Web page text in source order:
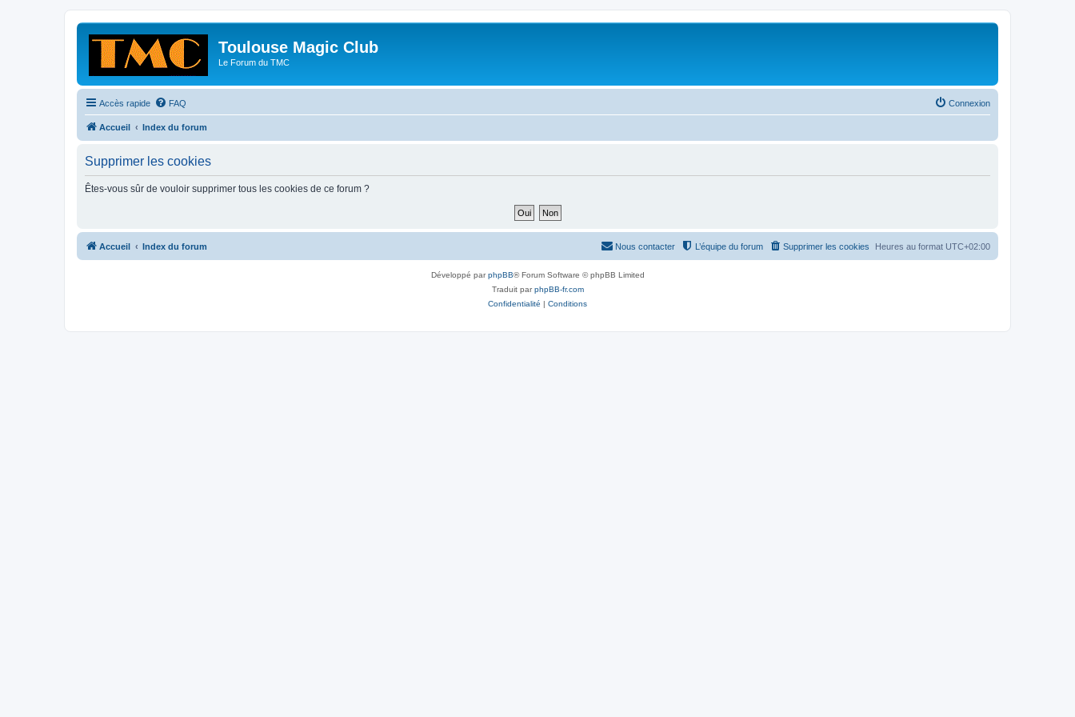
Toulouse Magic Club
Le Forum du TMC
Accès rapide FAQ Connexion
Accueil Index du forum
Supprimer les cookies
Êtes-vous sûr de vouloir supprimer tous les cookies de ce forum ?
Accueil Index du forum Heures au format UTC+02:00
Supprimer les cookies
L’équipe du forum
Nous contacter
Développé parphpBB® Forum Software © phpBB Limited
Traduit parphpBB-fr.com
Confidentialité | Conditions